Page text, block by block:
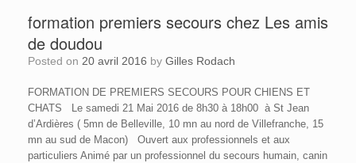
formation premiers secours chez Les amis
de doudou
Posted on 20 avril 2016 by Gilles Rodach
FORMATION DE PREMIERS SECOURS POUR CHIENS ET
CHATS Le samedi 21 Mai 2016 de 8h30 à 18h00 à St Jean
d’Ardières ( 5mn de Belleville, 10 mn au nord de Villefranche, 15
mn au sud de Macon) Ouvert aux professionnels et aux
particuliers Animé par un professionnel du secours humain, canin